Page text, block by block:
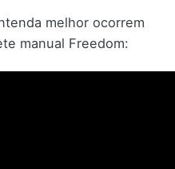
melhor ocorrem
manual Freedom: